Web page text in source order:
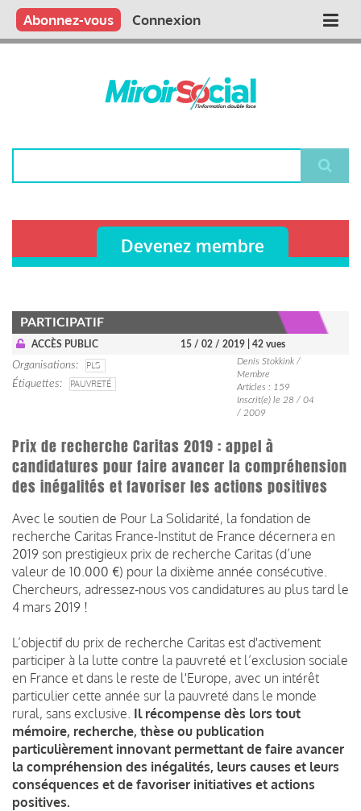
Aller
contenu
Main
Qui sommes nous ?
Vous publiez
Nous publions
Contactez-nous
Abonnez-vous Connexion
Devenez membre
PARTICIPATIF
ACCÈS PUBLIC 15 / 02 / 2019 | 42 vues
Organisations
PLS
Étiquettes
PAUVRETÉ
Denis Stokkink /
Membre
Articles : 159
Inscrit(e) le 28 / 04
/ 2009
Prix de recherche Caritas 2019 : appel à
candidatures pour faire avancer la compréhension
des inégalités et favoriser les actions positives
Avec le soutien de Pour La Solidarité, la fondation de
recherche Caritas France-Institut de France décernera en
2019 son prestigieux prix de recherche Caritas (d’une
valeur de 10.000 €) pour la dixième année consécutive.
Chercheurs, adressez-nous vos candidatures au plus tard le
4 mars 2019 !
L’objectif du prix de recherche Caritas est d'activement
participer à la lutte contre la pauvreté et l’exclusion sociale
en France et dans le reste de l'Europe, avec un intérêt
particulier cette année sur la pauvreté dans le monde
rural, sans exclusive. Il récompense dès lors tout
mémoire, recherche, thèse ou publication
particulièrement innovant permettant de faire avancer
la compréhension des inégalités, leurs causes et leurs
conséquences et de favoriser initiatives et actions
positives.